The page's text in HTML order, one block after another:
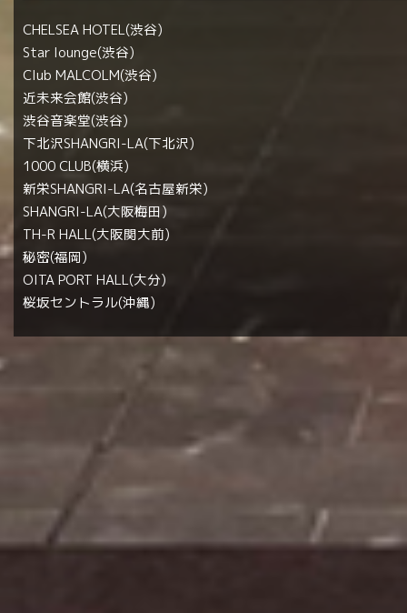
CHELSEA HOTEL(渋谷)
Star lounge(渋谷)
Club MALCOLM(渋谷)
近未来会館(渋谷)
渋谷音楽堂(渋谷)
下北沢SHANGRI-LA(下北沢)
1000 CLUB(横浜)
新栄SHANGRI-LA(名古屋新栄)
SHANGRI-LA(大阪梅田)
TH-R HALL(大阪関大前)
秘密(福岡)
OITA PORT HALL(大分)
桜坂セントラル(沖縄)